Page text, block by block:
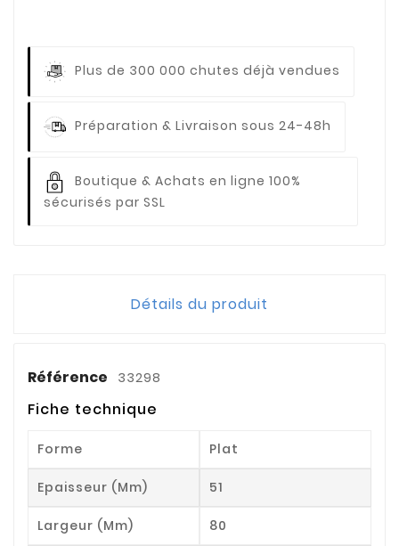
Plus de 300 000 chutes déjà vendues
Préparation & Livraison sous 24-48h
Boutique & Achats en ligne 100%
sécurisés par SSL
Détails du produit
Référence 33298
Fiche technique
Forme Plat
Epaisseur (mm) 51
Largeur (mm) 80